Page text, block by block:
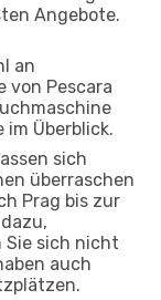
Angebote.
an
von Pescara
Überblick.
sich
überraschen
Prag bis zur
sich nicht
auch